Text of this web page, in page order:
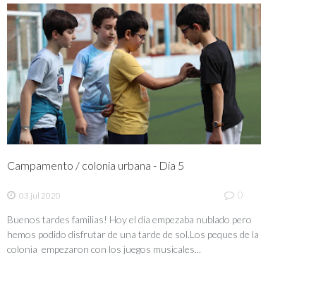
Campamento / colonia urbana - Día 5
03 jul 2020 0
Buenos tardes familias! Hoy el día empezaba nublado pero
hemos podido disfrutar de una tarde de sol.Los peques de la
colonia empezaron con los juegos musicales...